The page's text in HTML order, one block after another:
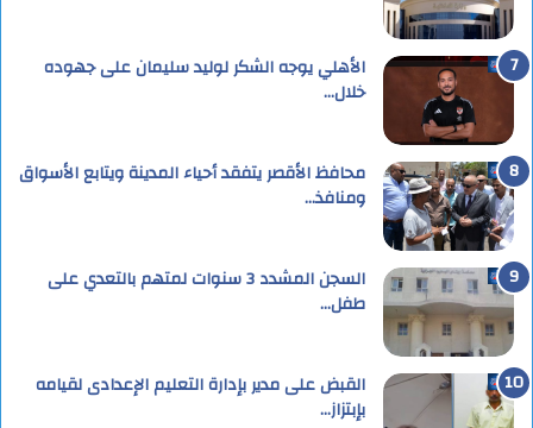
الأهلي يوجه الشكر لوليد سليمان على جهوده
خلال…
محافظ الأقصر يتفقد أحياء المدينة ويتابع الأسواق
ومنافذ…
السجن المشدد 3 سنوات لمتهم بالتعدي على
طفل…
القبض على مدير بإدارة التعليم الإعدادى لقيامه
بإبتزاز…